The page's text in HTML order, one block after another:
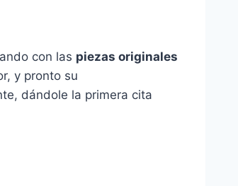
con las piezas originales
y pronto su
dándole la primera cita